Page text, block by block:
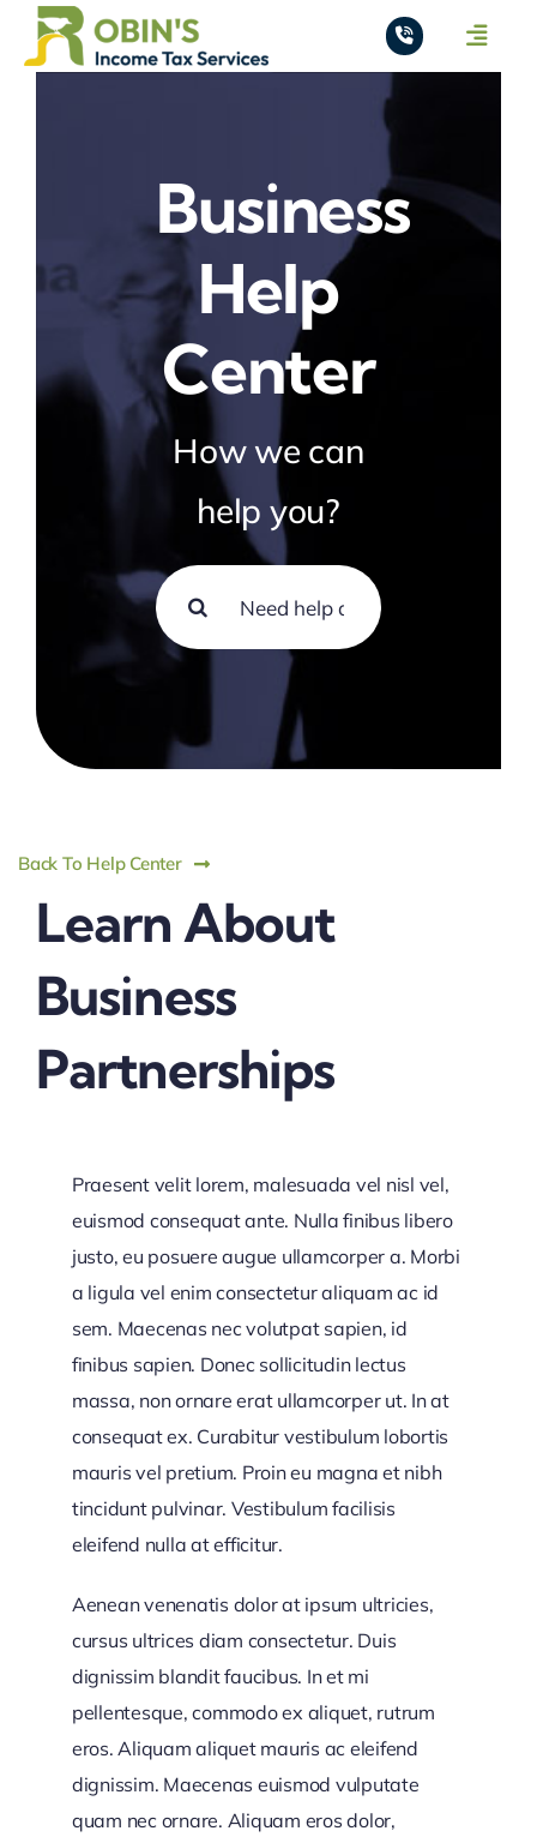
Skip
Toggle
Services
Contact
Business
Help
Center
How we can
help you?
Search
for:
Back To Help Center
Learn About
Business
Partnerships
Praesent velit lorem, malesuada vel nisl vel,
euismod consequat ante. Nulla finibus libero
justo, eu posuere augue ullamcorper a. Morbi
a ligula vel enim consectetur aliquam ac id
sem. Maecenas nec volutpat sapien, id
finibus sapien. Donec sollicitudin lectus
massa, non ornare erat ullamcorper ut. In at
consequat ex. Curabitur vestibulum lobortis
mauris vel pretium. Proin eu magna et nibh
tincidunt pulvinar. Vestibulum facilisis
eleifend nulla at efficitur.
Aenean venenatis dolor at ipsum ultricies,
cursus ultrices diam consectetur. Duis
dignissim blandit faucibus. In et mi
pellentesque, commodo ex aliquet, rutrum
eros. Aliquam aliquet mauris ac eleifend
dignissim. Maecenas euismod vulputate
quam nec ornare. Aliquam eros dolor,